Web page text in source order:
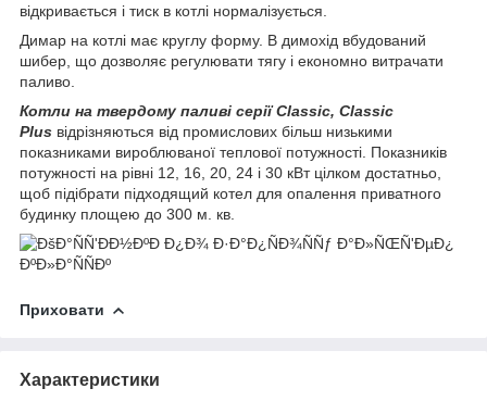
відкривається і тиск в котлі нормалізується.
Димар на котлі має круглу форму. В димохід вбудований
шибер, що дозволяє регулювати тягу і економно витрачати
паливо.
Котли на твердому паливі серії Classic, Classic
Plus відрізняються від промислових більш низькими
показниками вироблюваної теплової потужності. Показників
потужності на рівні 12, 16, 20, 24 і 30 кВт цілком достатньо,
щоб підібрати підходящий котел для опалення приватного
будинку площею до 300 м. кв.
Приховати
Характеристики